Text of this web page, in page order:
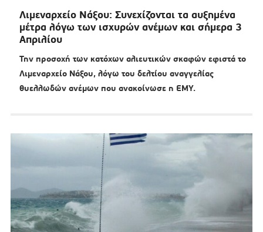
Λιμεναρχείο Νάξου: Συνεχίζονται τα αυξημένα
μέτρα λόγω των ισχυρών ανέμων και σήμερα 3
Απριλίου
Την προσοχή των κατόχων αλιευτικών σκαφών εφιστά το
Λιμεναρχείο Νάξου, λόγω του δελτίου αναγγελίας
θυελλωδών ανέμων που ανακοίνωσε η ΕΜΥ.